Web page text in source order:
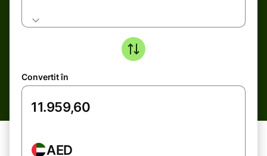
Convertit în
AED